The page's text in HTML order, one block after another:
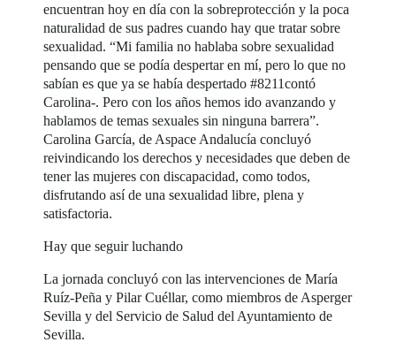
encuentran hoy en día con la sobreprotección y la poca
naturalidad de sus padres cuando hay que tratar sobre
sexualidad. “Mi familia no hablaba sobre sexualidad
pensando que se podía despertar en mí, pero lo que no
sabían es que ya se había despertado #8211contó
Carolina-. Pero con los años hemos ido avanzando y
hablamos de temas sexuales sin ninguna barrera”.
Carolina García, de Aspace Andalucía concluyó
reivindicando los derechos y necesidades que deben de
tener las mujeres con discapacidad, como todos,
disfrutando así de una sexualidad libre, plena y
satisfactoria.
Hay que seguir luchando
La jornada concluyó con las intervenciones de María
Ruíz-Peña y Pilar Cuéllar, como miembros de Asperger
Sevilla y del Servicio de Salud del Ayuntamiento de
Sevilla.